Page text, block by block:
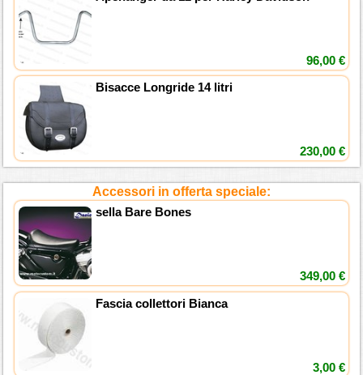
96,00 €
Bisacce Longride 14 litri
230,00 €
Accessori in offerta speciale:
sella Bare Bones
349,00 €
Fascia collettori Bianca
3,00 €